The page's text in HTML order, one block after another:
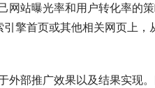
网站曝光率和用户转化率的
擎首页或其他相关网页上，
外部推广效果以及结果实现